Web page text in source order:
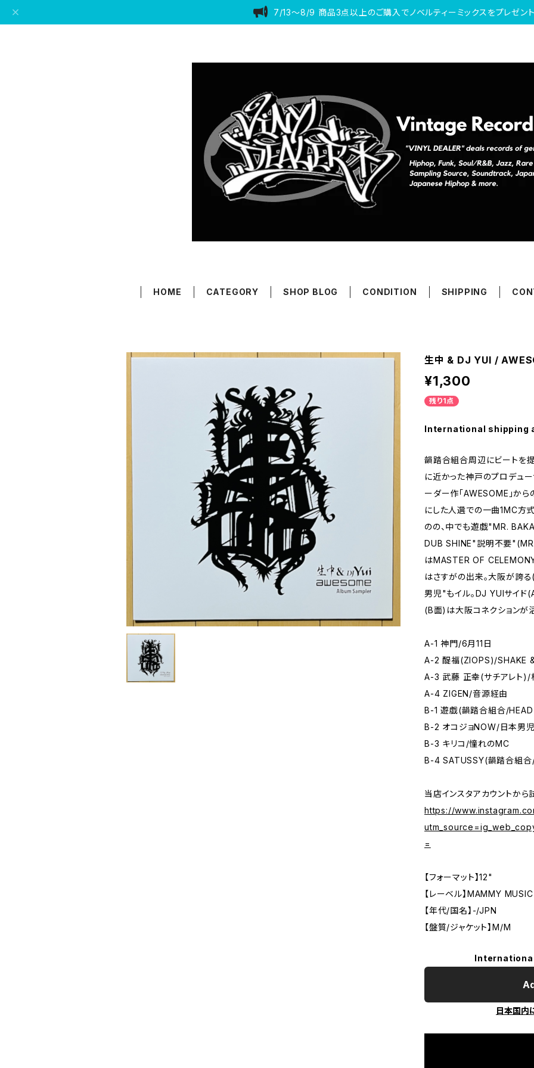
7/13〜8/9 商品3点以上のご購入でノベルティーミックスをプレゼント
HOME CATEGORY SHOP BLOG CONDITION SHIPPING
生中 & DJ YUI /
¥1,300
残り1点
International shipping
韻踏合組合周辺にビートを
に近かった神戸のプロデュー
ーダー作「AWESOME」か
にした人選での一曲1MC方
のの、中でも遊戯"MR.
DUB SHINE"説明不要"(MR.
はMASTER OF
はさすがの出来。大阪が誇
男児"もイル。DJ YUIサイド
(B面)は大阪コネクションが
A-1 神門/6月11日
A-2 醍福(ZIOPS)/SHAKE
A-3 武藤 正幸(サチアレト)/
A-4 ZIGEN/音源経由
B-1 遊戯(韻踏合組合/
B-2 オコジョNOW/日本男
B-3 キリコ/憧れのMC
B-4 SATUSSY(韻踏合組
当店インスタアカウントか
https://
=
【フォーマット】12"
【レーベル】MAMMY MUSIC
【年代/国名】-/JPN
【盤質/ジャケット】M/M
日本国内